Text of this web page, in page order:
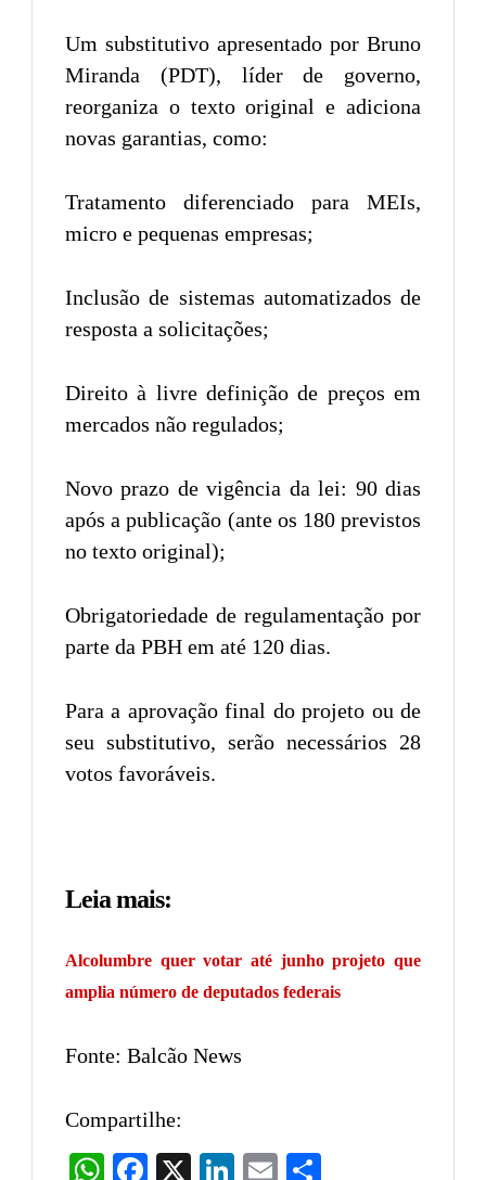
Um substitutivo apresentado por Bruno
Miranda (PDT), líder de governo,
reorganiza o texto original e adiciona
novas garantias, como:
Tratamento diferenciado para MEIs,
micro e pequenas empresas;
Inclusão de sistemas automatizados de
resposta a solicitações;
Direito à livre definição de preços em
mercados não regulados;
Novo prazo de vigência da lei: 90 dias
após a publicação (ante os 180 previstos
no texto original);
Obrigatoriedade de regulamentação por
parte da PBH em até 120 dias.
Para a aprovação final do projeto ou de
seu substitutivo, serão necessários 28
votos favoráveis.
Leia mais:
Alcolumbre quer votar até junho projeto que
amplia número de deputados federais
Fonte: Balcão News
Compartilhe:
WhatsAppFacebook LinkedIn
Email